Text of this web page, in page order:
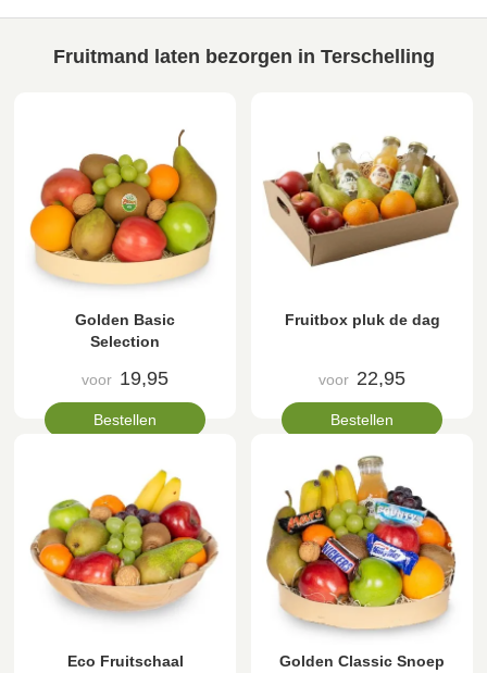
Fruitmand laten bezorgen in Terschelling
Golden Basic
Selection
voor 19,95
Bestellen
Fruitbox pluk de dag
voor 22,95
Bestellen
Eco Fruitschaal
Golden Classic Snoep